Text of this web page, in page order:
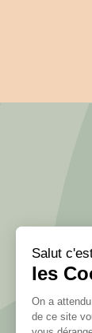
Salut
les
On a
de ce site